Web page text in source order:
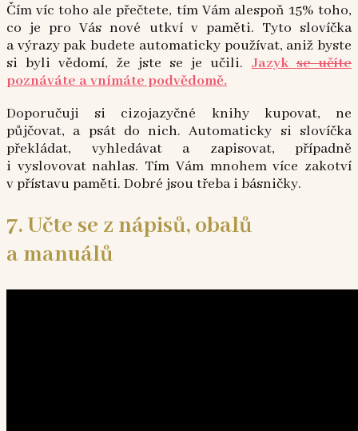
Čím víc toho ale přečtete, tím Vám alespoň 15% toho,
co je pro Vás nové utkví v paměti. Tyto slovíčka
a výrazy pak budete automaticky používat, aniž byste
si byli vědomí, že jste se je učili. Jazykse učíte
poznáváte a vnímáte podvědomě.
Doporučuji si cizojazyčné knihy kupovat, ne
půjčovat, a psát do nich. Automaticky si slovíčka
překládat, vyhledávat a zapisovat, případně
i vyslovovat nahlas. Tím Vám mnohem více zakotví
v přístavu paměti. Dobré jsou třeba i básničky.
7. Učte se z nápisů, obalů
a manuálů